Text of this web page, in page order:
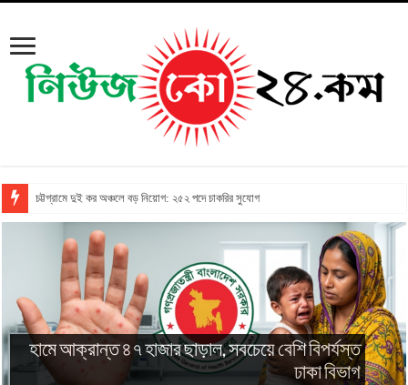
চট্টগ্রামে দুই কর অঞ্চলে বড় নিয়োগ: ২৫২ পদে চাকরির সুযোগ
গির্জায় দুর্ধর্ষ লুট: ফাদারকে বেঁধে টাকা ছিনতাইয়ের ঘটনায়
গ্রেপ্তার ৩